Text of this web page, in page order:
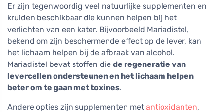
Er zijn tegenwoordig veel natuurlijke supplementen en
kruiden beschikbaar die kunnen helpen bij het
verlichten van een kater. Bijvoorbeeld Mariadistel,
bekend om zijn beschermende effect op de lever, kan
het lichaam helpen bij de afbraak van alcohol.
Mariadistel bevat stoffen die de regeneratie van
levercellen ondersteunen en het lichaam helpen
beter om te gaan met toxines.
Andere opties zijn supplementen met antioxidanten,